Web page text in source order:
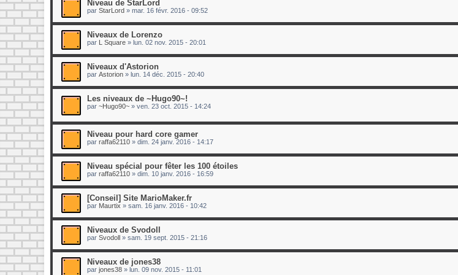
Niveau de StarLord
par StarLord » mar. 16 févr. 2016 - 09:52
Niveaux de Lorenzo
par L Square » lun. 02 nov. 2015 - 20:01
Niveaux d'Astorion
par Astorion » lun. 14 déc. 2015 - 20:40
Les niveaux de ~Hugo90~!
par ~Hugo90~ » ven. 23 oct. 2015 - 14:24
Niveau pour hard core gamer
par raffa62110 » dim. 24 janv. 2016 - 14:17
Niveau spécial pour fêter les 100 étoiles
par raffa62110 » dim. 10 janv. 2016 - 16:59
[Conseil] Site MarioMaker.fr
par Maurtix » sam. 16 janv. 2016 - 10:42
Niveaux de Svodoll
par Svodoll » sam. 19 sept. 2015 - 21:16
Niveaux de jones38
par jones38 » lun. 09 nov. 2015 - 11:01